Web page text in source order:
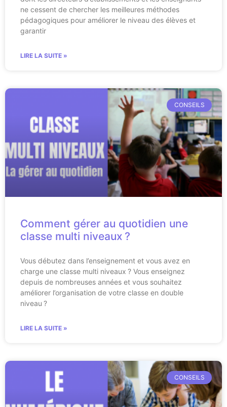
ne cessent de chercher les meilleures méthodes
pédagogiques pour améliorer le niveau des élèves et
garantir
LIRE LA SUITE »
CONSEILS
Comment gérer au quotidien une
classe multi niveaux ?
Vous débutez dans l’enseignement et vous avez en
charge une classe multi niveaux ? Vous enseignez
depuis de nombreuses années et vous souhaitez
améliorer l’organisation de votre classe en double
niveau ?
LIRE LA SUITE »
CONSEILS